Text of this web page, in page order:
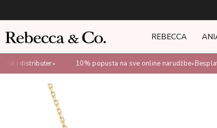
REBECCA
i distributer• 10% popusta na sve online narudžbe•